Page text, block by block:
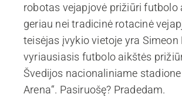
robotas vejapjovė prižiūri futbolo
geriau nei tradicinė rotacinė
teisėjas įvykio vietoje yra Simeon
vyriausiasis futbolo aikštės
Švedijos nacionaliniame stadione
Arena“. Pasiruošę? Pradedam.